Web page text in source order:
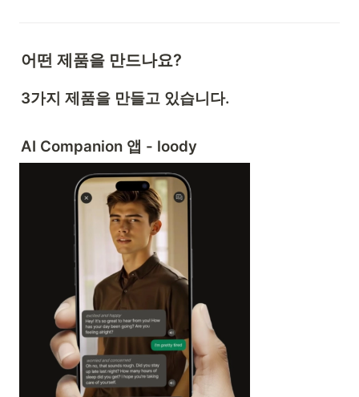
어떤 제품을 만드나요?
3가지 제품을 만들고 있습니다.
AI Companion 앱 - loody